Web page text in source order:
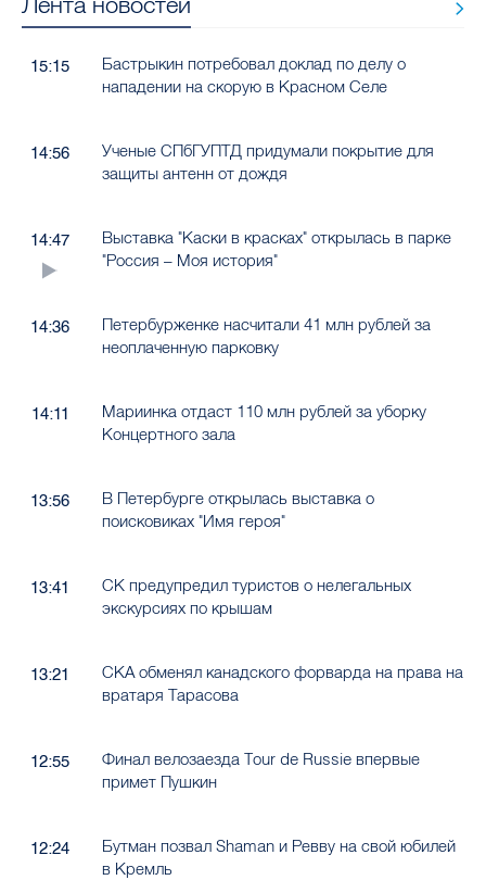
15:15
Бастрыкин потребовал доклад по делу о
нападении на скорую в Красном Селе
14:56
Ученые СПбГУПТД придумали покрытие для
защиты антенн от дождя
14:47
Выставка "Каски в красках" открылась в парке
"Россия – Моя история"
14:36
Петербурженке насчитали 41 млн рублей за
неоплаченную парковку
14:11
Мариинка отдаст 110 млн рублей за уборку
Концертного зала
13:56
В Петербурге открылась выставка о
поисковиках "Имя героя"
13:41
СК предупредил туристов о нелегальных
экскурсиях по крышам
13:21
СКА обменял канадского форварда на права на
вратаря Тарасова
12:55
Финал велозаезда Tour de Russie впервые
примет Пушкин
12:24
Бутман позвал Shaman и Ревву на свой юбилей
в Кремль